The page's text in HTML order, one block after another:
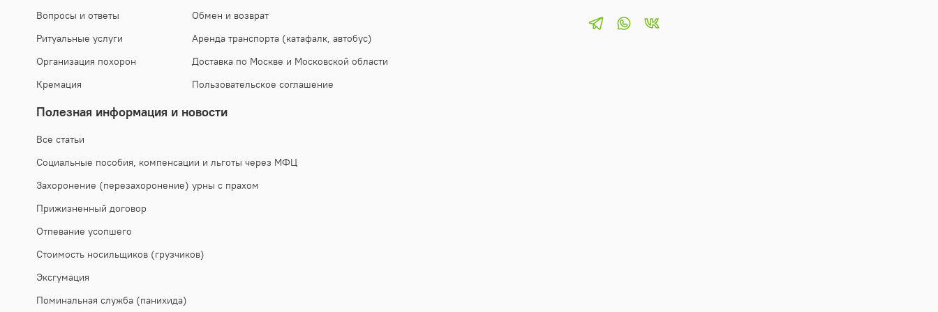
Вопросы и ответы
Ритуальные услуги
Организация похорон
Кремация
Обмен и возврат
Аренда транспорта (катафалк, автобус)
Доставка по Москве и Московской области
Пользовательское соглашение
Полезная информация и новости
Все статьи
Социальные пособия, компенсации и льготы через МФЦ
Захоронение (перезахоронение) урны с прахом
Прижизненный договор
Отпевание усопшего
Стоимость носильщиков (грузчиков)
Эксгумация
Поминальная служба (панихида)